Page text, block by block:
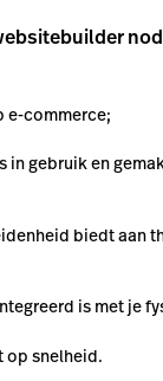
e-commerce;
in gebruik en
biedt aan
is met je
op snelheid.